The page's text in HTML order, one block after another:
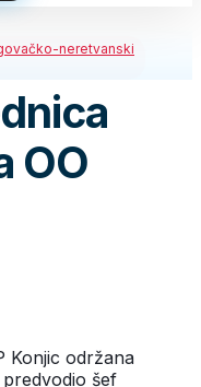
neretvanski
OO
Konjic održana
šef